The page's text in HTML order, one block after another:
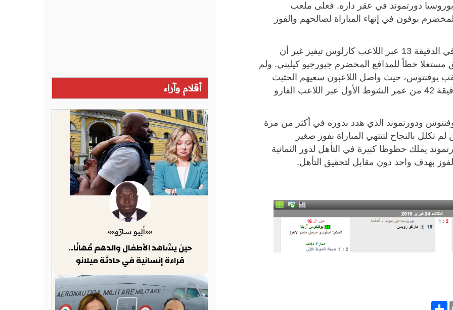
بوروسيا دورتموند في عقر داره. فعلى ملعب
بوفون في إنهاء المباراة لصالحهم والفوز
وكان أصحاب الأرض هم السباقون إلى التسجيل في الدقيقة 13 عبر اللاعب كارلوس تيفيز غير أن
خطأ للمدافع المخضرم جيورجيو كيليني. ولم
يوفنتوس، حيث واصل اللاعبون سعيهم الحثيث
من أجل إضافة هدف ثان وهو ما تأتى لهم في الدقيقة 42 من عمر الشوط الأول عبر اللاعب الفارو
ودورتموند الذي هدد بدوره في أكثر من مرة
بالنجاح لتنتهي المباراة بفوز صغير
يملك حظوظا كبيرة في التأهل لدور الثمانية
بهدف واحد دون مقابل لتحقيق التأهل.
S
أقلام وآراء
««أَلِيو سارّو»»
حين يشاهد الأطفال والدهم مُهانًا..
قراءة إنسانية في حادثة ميلانو